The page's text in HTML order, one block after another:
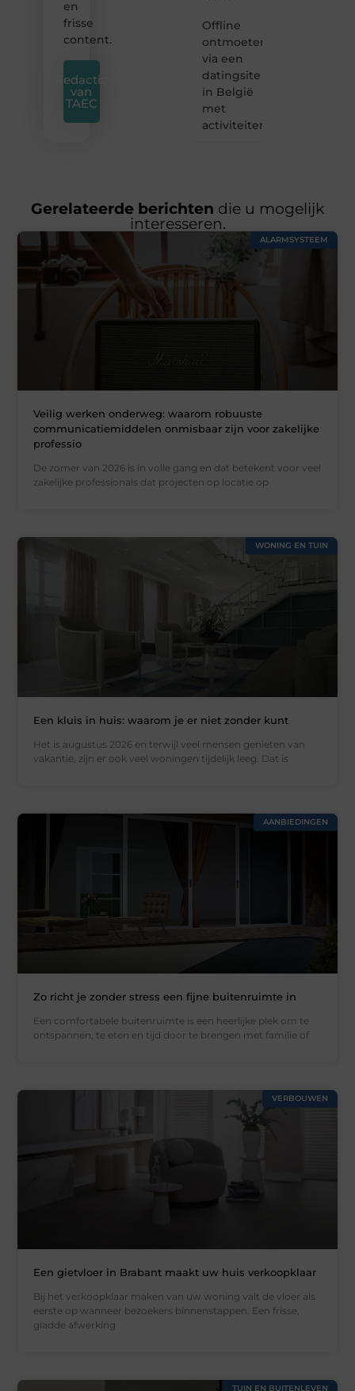
en
frisse
content.
Redactie
van
TAEC
Offline
ontmoeten
via een
datingsite
in België
met
activiteiten
Gerelateerde berichten die u mogelijk
interesseren.
ALARMSYSTEEM
Veilig werken onderweg: waarom robuuste
communicatiemiddelen onmisbaar zijn voor zakelijke
professio
De zomer van 2026 is in volle gang en dat betekent voor veel
zakelijke professionals dat projecten op locatie op
WONING EN TUIN
Een kluis in huis: waarom je er niet zonder kunt
Het is augustus 2026 en terwijl veel mensen genieten van
vakantie, zijn er ook veel woningen tijdelijk leeg. Dat is
AANBIEDINGEN
Zo richt je zonder stress een fijne buitenruimte in
Een comfortabele buitenruimte is een heerlijke plek om te
ontspannen, te eten en tijd door te brengen met familie of
VERBOUWEN
Een gietvloer in Brabant maakt uw huis verkoopklaar
Bij het verkoopklaar maken van uw woning valt de vloer als
eerste op wanneer bezoekers binnenstappen. Een frisse,
gladde afwerking
TUIN EN BUITENLEVEN